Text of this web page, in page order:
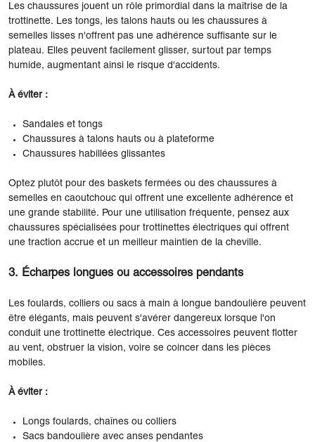
Les chaussures jouent un rôle primordial dans la maîtrise de la
trottinette. Les tongs, les talons hauts ou les chaussures à
semelles lisses n'offrent pas une adhérence suffisante sur le
plateau. Elles peuvent facilement glisser, surtout par temps
humide, augmentant ainsi le risque d'accidents.
À éviter :
Sandales et tongs
Chaussures à talons hauts ou à plateforme
Chaussures habillées glissantes
Optez plutôt pour des baskets fermées ou des chaussures à
semelles en caoutchouc qui offrent une excellente adhérence et
une grande stabilité. Pour une utilisation fréquente, pensez aux
chaussures spécialisées pour trottinettes électriques qui offrent
une traction accrue et un meilleur maintien de la cheville.
3. Écharpes longues ou accessoires pendants
Les foulards, colliers ou sacs à main à longue bandoulière peuvent
être élégants, mais peuvent s'avérer dangereux lorsque l'on
conduit une trottinette électrique. Ces accessoires peuvent flotter
au vent, obstruer la vision, voire se coincer dans les pièces
mobiles.
À éviter :
Longs foulards, chaînes ou colliers
Sacs bandoulière avec anses pendantes